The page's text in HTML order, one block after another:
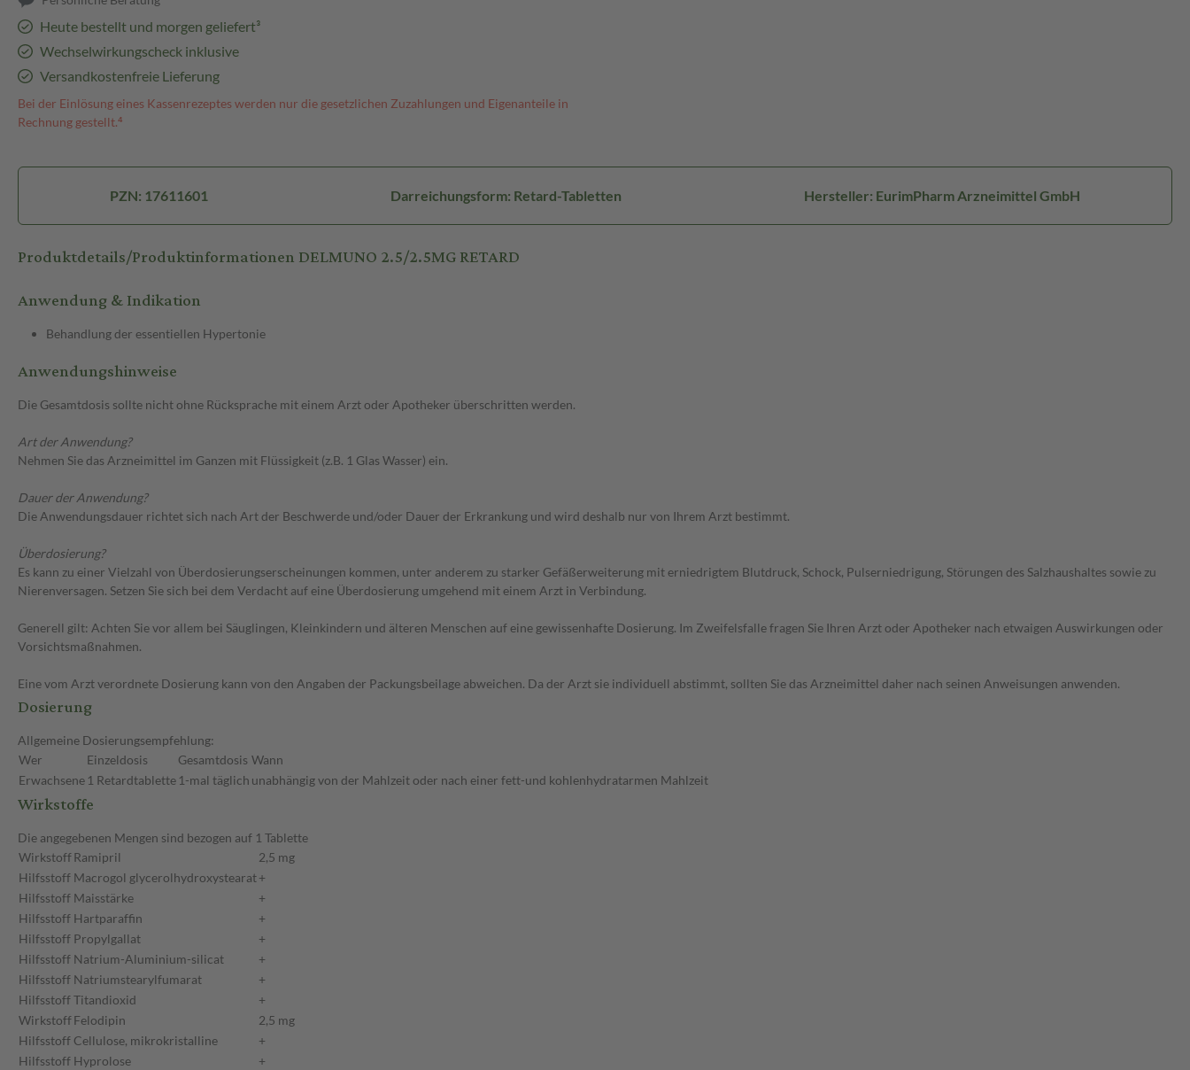
Heute bestellt und morgen geliefert³
Wechselwirkungscheck inklusive
Versandkostenfreie Lieferung
Bei der Einlösung eines Kassenrezeptes werden nur die gesetzlichen Zuzahlungen und Eigenanteile in
Rechnung gestellt.⁴
PZN: 17611601 Darreichungsform: Retard-Tabletten Hersteller: EurimPharm Arzneimittel GmbH
Produktdetails/Produktinformationen DELMUNO 2.5/2.5MG RETARD
Anwendung & Indikation
Behandlung der essentiellen Hypertonie
Anwendungshinweise
Die Gesamtdosis sollte nicht ohne Rücksprache mit einem Arzt oder Apotheker überschritten werden.
Art der Anwendung?
Nehmen Sie das Arzneimittel im Ganzen mit Flüssigkeit (z.B. 1 Glas Wasser) ein.
Dauer der Anwendung?
Die Anwendungsdauer richtet sich nach Art der Beschwerde und/oder Dauer der Erkrankung und wird deshalb nur von Ihrem Arzt bestimmt.
Überdosierung?
Es kann zu einer Vielzahl von Überdosierungserscheinungen kommen, unter anderem zu starker Gefäßerweiterung mit erniedrigtem Blutdruck, Schock, Pulserniedrigung, Störungen des Salzhaushaltes sowie zu
Nierenversagen. Setzen Sie sich bei dem Verdacht auf eine Überdosierung umgehend mit einem Arzt in Verbindung.
Generell gilt: Achten Sie vor allem bei Säuglingen, Kleinkindern und älteren Menschen auf eine gewissenhafte Dosierung. Im Zweifelsfalle fragen Sie Ihren Arzt oder Apotheker nach etwaigen Auswirkungen oder
Vorsichtsmaßnahmen.
Eine vom Arzt verordnete Dosierung kann von den Angaben der Packungsbeilage abweichen. Da der Arzt sie individuell abstimmt, sollten Sie das Arzneimittel daher nach seinen Anweisungen anwenden.
Dosierung
Allgemeine Dosierungsempfehlung:
Wer
Einzeldosis Gesamtdosis Wann
Erwachsene 1 Retardtablette 1-mal täglich unabhängig von der Mahlzeit oder nach einer fett-und kohlenhydratarmen Mahlzeit
Wirkstoffe
Die angegebenen Mengen sind bezogen auf 1 Tablette
WirkstoffRamipril
2,5 mg
Hilfsstoff Macrogol glycerolhydroxystearat+
Hilfsstoff Maisstärke
+
Hilfsstoff Hartparaffin
+
Hilfsstoff Propylgallat
+
Hilfsstoff Natrium-Aluminium-silicat
+
Hilfsstoff Natriumstearylfumarat
+
HilfsstoffTitandioxid
+
WirkstoffFelodipin
2,5 mg
Hilfsstoff Cellulose, mikrokristalline
+
Hilfsstoff Hyprolose
+